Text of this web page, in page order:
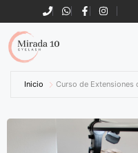
Inicio Curso de Extensiones